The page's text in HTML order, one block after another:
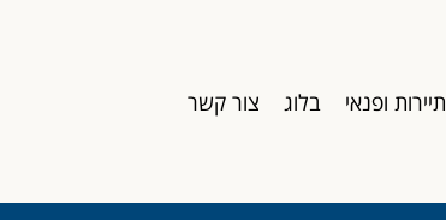
תיירות ופנאי בלוג צור קשר